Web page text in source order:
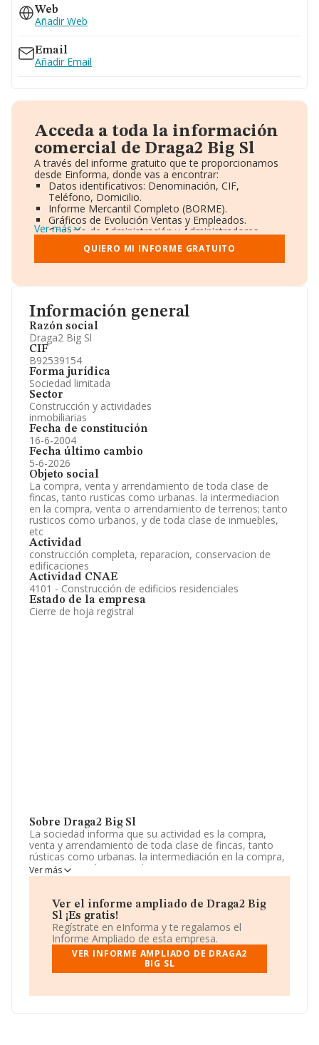
Información general
Razón social
Draga2 Big Sl
CIF
B92539154
Forma jurídica
Sociedad limitada
Sector
Construcción y actividades
inmobiliarias
Fecha de constitución
16-6-2004
Fecha último cambio
5-6-2026
Objeto social
La compra, venta y arrendamiento de toda clase de
fincas, tanto rusticas como urbanas. la intermediacion
en la compra, venta o arrendamiento de terrenos; tanto
rusticos como urbanos, y de toda clase de inmuebles,
etc
Actividad
construcción completa, reparacion, conservacion de
edificaciones
Actividad CNAE
4101 - Construcción de edificios residenciales
Estado de la empresa
Cierre de hoja registral
Sobre Draga2 Big Sl
La sociedad informa que su actividad es la compra,
venta y arrendamiento de toda clase de fincas, tanto
rústicas como urbanas. la intermediación en la compra,
venta o arrendamiento de terrenos; tanto rusticos
como urbanos, y de toda clase de inmuebles, etc. La
Sociedad Limitada. Su CNAE corresponde a 4101 con
código '%cnae%'. La empresa no tiene actividad en
mercados exteriores.
La empresa españolaDraga2 Big S.L, con NIF
B92539154, tiene domicilio fiscal en Calle Badajoz núm.
5 5 C, (29014), en el municipio de Málaga, Andalucía.
En base a la información de la que dispone INFORMA
Ver más
Ver el informe ampliado de Draga2 Big
Sl ¡Es gratis!
Regístrate en eInforma y te regalamos el
Informe Ampliado de esta empresa.
VER INFORME AMPLIADO DE DRAGA2
BIG SL
Web
Añadir Web
Email
Añadir Email
Acceda a toda la información
comercial de Draga2 Big Sl
A través del informe gratuito que te proporcionamos
desde Einforma, donde vas a encontrar:
Datos identificativos: Denominación, CIF,
Teléfono, Domicilio.
Informe Mercantil Completo (BORME).
Gráficos de Evolución Ventas y Empleados.
Consejo de Administración y Administradores.
Directivos y Ejecutivos.
Accionistas.
Participaciones y Vinculaciones en otras empresas.
Información oficial y registral complementaria.
Ver más
QUIERO MI INFORME GRATUITO